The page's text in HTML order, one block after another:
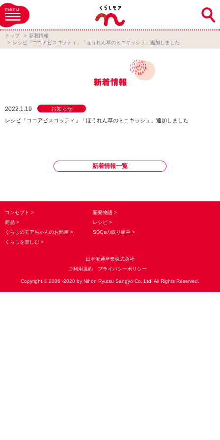
menu
トップ
新着情報
レシピ「ココアビスコッティ」「ほうれん草のミニキッシュ」追加しました
2022.1.19
お知らせ
レシピ「ココアビスコッティ」「ほうれん草のミニキッシュ」追加しました
新着情報一覧
コンセプト
商品
くらしのモアちゃんのお部屋
くらしを楽しむ
開発物語
レシピ
SDGsの取り組み
日本流通産業株式会社
ご利用規約
プライバシーポリシー
Copyright © 2006 -2020 by Nihon Ryutsu Sangyo Co.,Ltd. All Rights Reserved.